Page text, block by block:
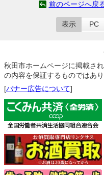
前のページへ戻
表示 PC
秋田市ホームページに掲載さ
の内容を保証するものではあり
[バナー広告について]